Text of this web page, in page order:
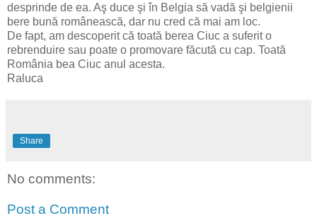
desprinde de ea. Aş duce şi în Belgia să vadă şi belgienii
bere bună românească, dar nu cred că mai am loc.
De fapt, am descoperit că toată berea Ciuc a suferit o
rebrenduire sau poate o promovare făcută cu cap. Toată
România bea Ciuc anul acesta.
Raluca
Share
No comments:
Post a Comment